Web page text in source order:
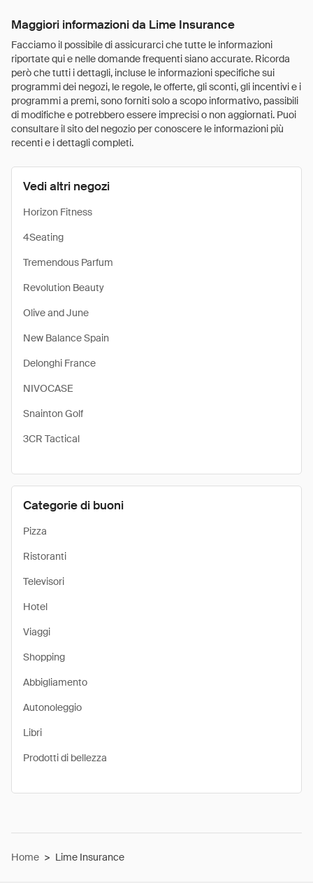
Maggiori informazioni da Lime Insurance
Facciamo il possibile di assicurarci che tutte le informazioni
riportate qui e nelle domande frequenti siano accurate. Ricorda
però che tutti i dettagli, incluse le informazioni specifiche sui
programmi dei negozi, le regole, le offerte, gli sconti, gli incentivi e i
programmi a premi, sono forniti solo a scopo informativo, passibili
di modifiche e potrebbero essere imprecisi o non aggiornati. Puoi
consultare il sito del negozio per conoscere le informazioni più
recenti e i dettagli completi.
Vedi altri negozi
Horizon Fitness
4Seating
Tremendous Parfum
Revolution Beauty
Olive and June
New Balance Spain
Delonghi France
NIVOCASE
Snainton Golf
3CR Tactical
Categorie di buoni
Pizza
Ristoranti
Televisori
Hotel
Viaggi
Shopping
Abbigliamento
Autonoleggio
Libri
Prodotti di bellezza
Home > Lime Insurance